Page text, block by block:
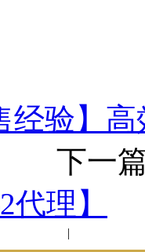
经验】
一篇
理】
|